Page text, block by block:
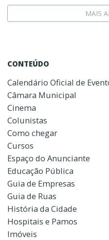
MAIS
CONTEÚDO
Calendário Oficial de
Câmara Municipal
Cinema
Colunistas
Como chegar
Cursos
Espaço do Anunciante
Educação Pública
Guia de Empresas
Guia de Ruas
História da Cidade
Hospitais e Pamos
Imóveis